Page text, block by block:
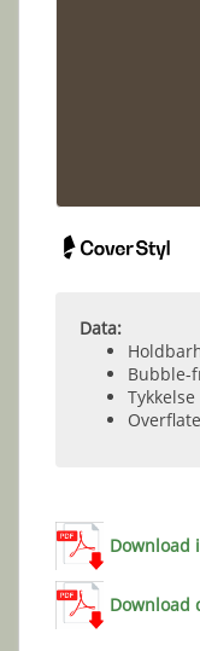
Data:
Bubble-
Download
Download